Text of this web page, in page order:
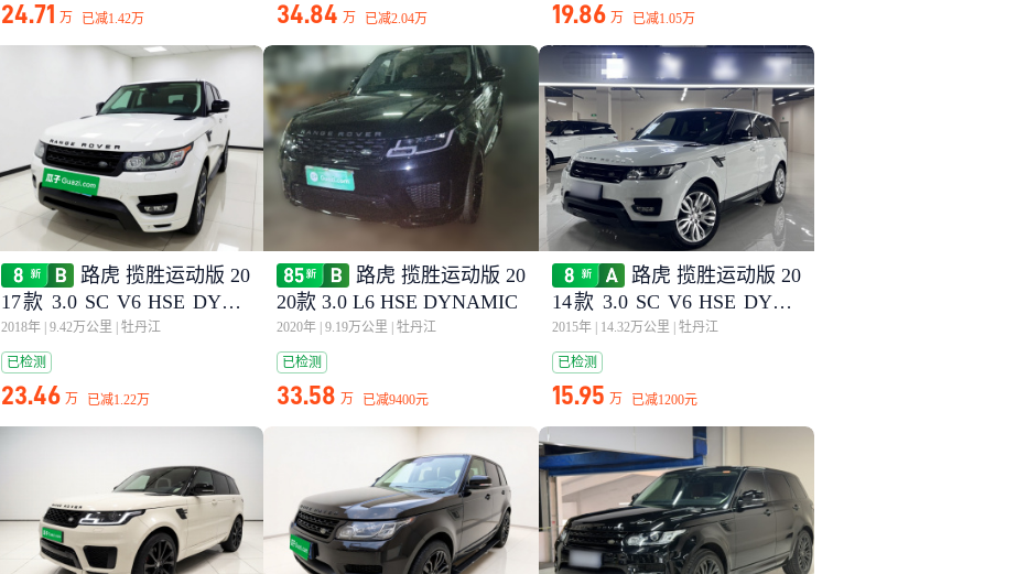
24.71 万 已减1.42万 34.84 万 已减2.04万 19.86 万 已减1.05万
路虎 揽胜运动版 20
17款 3.0 SC V6 HSE DYNA
MIC
2018年 9.42万公里 牡丹江
已检测
23.46 万 已减1.22万
路虎 揽胜运动版 20
20款 3.0 L6 HSE DYNAMIC
2020年 9.19万公里 牡丹江
已检测
33.58 万 已减9400元
路虎 揽胜运动版 20
14款 3.0 SC V6 HSE DYNA
MIC
2015年 14.32万公里 牡丹江
已检测
15.95 万 已减1200元